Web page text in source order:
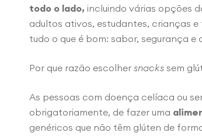
todo o lado, incluindo várias opções
adultos ativos, estudantes, crianças
tudo o que é bom: sabor, segurança e
Por que razão escolher snacks sem
As pessoas com doença celíaca ou
obrigatoriamente, de fazer uma
genéricos que não têm glúten de